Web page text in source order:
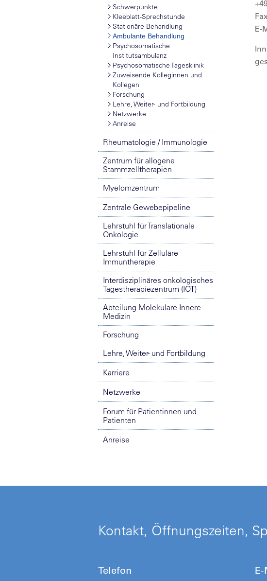
Schwerpunkte
Kleeblatt-Sprechstunde
Stationäre Behandlung
Ambulante Behandlung
Psychosomatische
Institutsambulanz
Psychosomatische Tagesklinik
Zuweisende Kolleginnen und
Kollegen
Forschung
Lehre, Weiter- und Fortbildung
Netzwerke
Anreise
Rheumatologie / Immunologie
Zentrum für allogene
Stammzelltherapien
Myelomzentrum
Zentrale Gewebepipeline
Lehrstuhl für Translationale
Onkologie
Lehrstuhl für Zelluläre
Immuntherapie
Interdisziplinäres onkologisches
Tagestherapiezentrum (IOT)
Abteilung Molekulare Innere
Medizin
Forschung
Lehre, Weiter- und Fortbildung
Karriere
Netzwerke
Forum für Patientinnen und
Patienten
Anreise
E-
Kontakt, Öffnungszeiten,
Telefon